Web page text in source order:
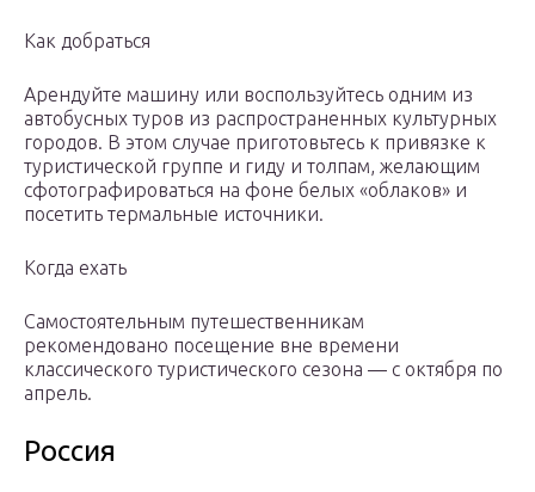
Как добраться
Арендуйте машину или воспользуйтесь одним из
автобусных туров из распространенных культурных
городов. В этом случае приготовьтесь к привязке к
туристической группе и гиду и толпам, желающим
сфотографироваться на фоне белых «облаков» и
посетить термальные источники.
Когда ехать
Самостоятельным путешественникам
рекомендовано посещение вне времени
классического туристического сезона — с октября по
апрель.
Россия